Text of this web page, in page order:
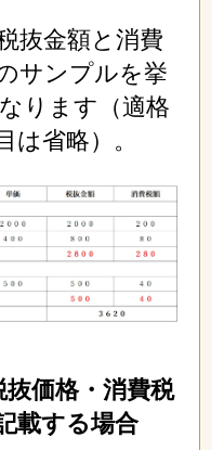
抜金額と消費
サンプルを挙
ります（適格
は省略）。
価格・消費税
載する場合